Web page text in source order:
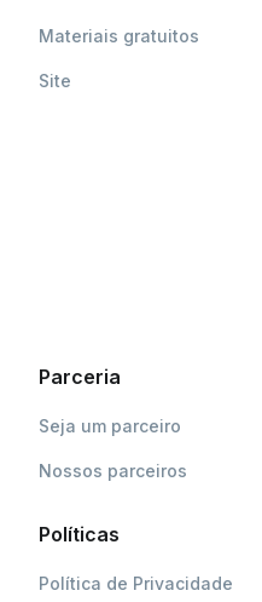
Materiais gratuitos
Site
Parceria
Seja um parceiro
Nossos parceiros
Políticas
Política de Privacidade